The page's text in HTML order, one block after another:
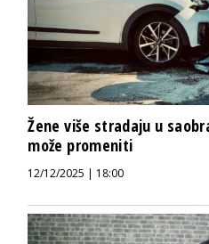
Žene više stradaju u
može promeniti
12/12/2025 | 18:00